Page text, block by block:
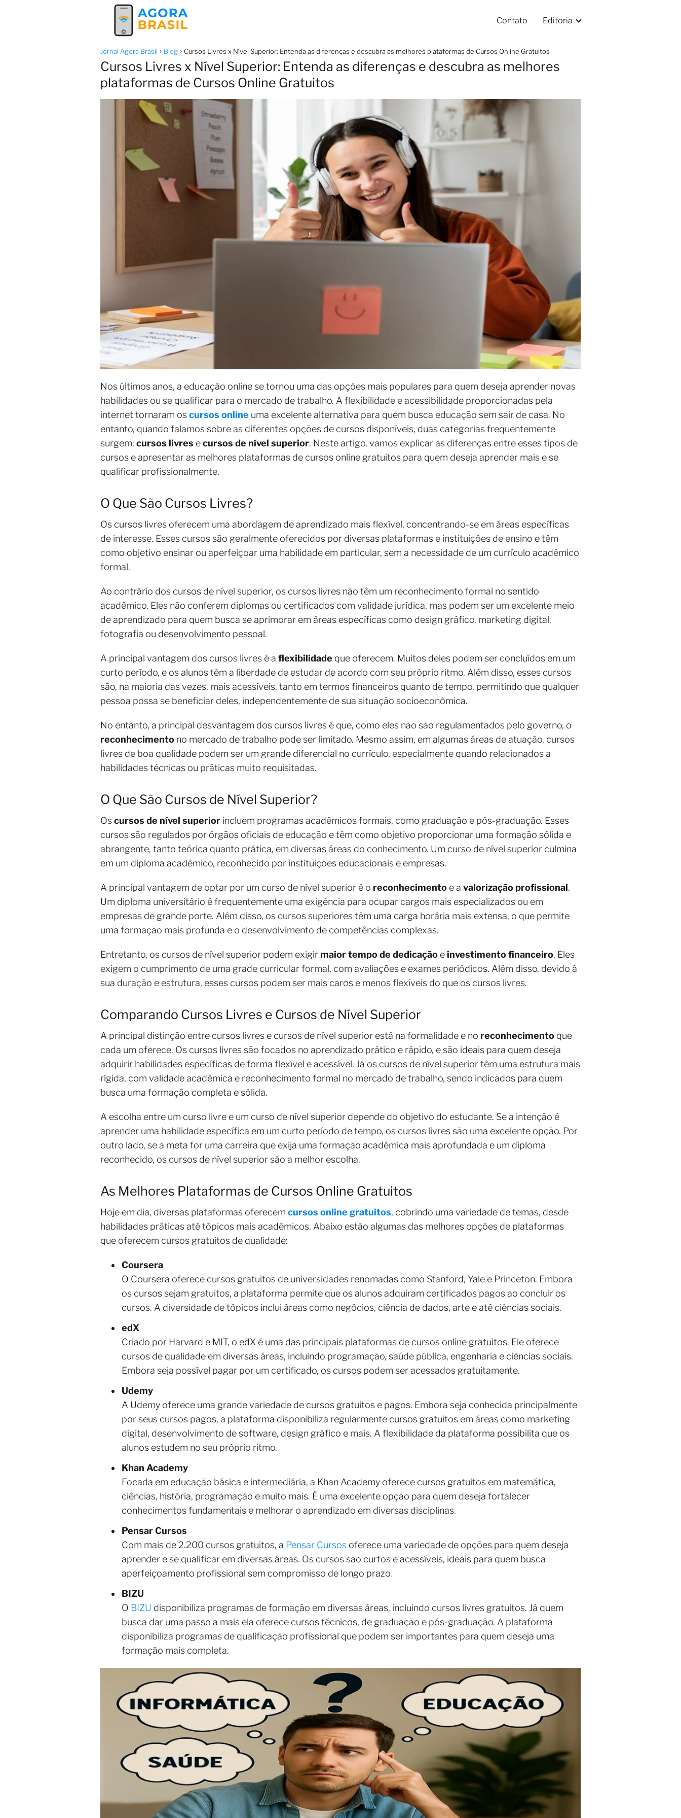
Contato Editoria
Jornal Agora Brasil Blog Cursos Livres x Nível Superior: Entenda as diferenças e descubra as melhores plataformas de Cursos Online Gratuitos
Cursos Livres x Nível Superior: Entenda as diferenças e descubra as melhores
plataformas de Cursos Online Gratuitos
Nos últimos anos, a educação online se tornou uma das opções mais populares para quem deseja aprender novas
habilidades ou se qualificar para o mercado de trabalho. A flexibilidade e acessibilidade proporcionadas pela
internet tornaram oscursos online uma excelente alternativa para quem busca educação sem sair de casa. No
entanto, quando falamos sobre as diferentes opções de cursos disponíveis, duas categorias frequentemente
surgem: cursos livres ecursos de nível superior. Neste artigo, vamos explicar as diferenças entre esses tipos de
cursos e apresentar as melhores plataformas de cursos online gratuitos para quem deseja aprender mais e se
qualificar profissionalmente.
O Que São Cursos Livres?
Os cursos livres oferecem uma abordagem de aprendizado mais flexível, concentrando-se em áreas específicas
de interesse. Esses cursos são geralmente oferecidos por diversas plataformas e instituições de ensino e têm
como objetivo ensinar ou aperfeiçoar uma habilidade em particular, sem a necessidade de um currículo acadêmico
formal.
Ao contrário dos cursos de nível superior, os cursos livres não têm um reconhecimento formal no sentido
acadêmico. Eles não conferem diplomas ou certificados com validade jurídica, mas podem ser um excelente meio
de aprendizado para quem busca se aprimorar em áreas específicas como design gráfico, marketing digital,
fotografia ou desenvolvimento pessoal.
A principal vantagem dos cursos livres é a flexibilidade que oferecem. Muitos deles podem ser concluídos em um
curto período, e os alunos têm a liberdade de estudar de acordo com seu próprio ritmo. Além disso, esses cursos
são, na maioria das vezes, mais acessíveis, tanto em termos financeiros quanto de tempo, permitindo que qualquer
pessoa possa se beneficiar deles, independentemente de sua situação socioeconômica.
No entanto, a principal desvantagem dos cursos livres é que, como eles não são regulamentados pelo governo, o
reconhecimento no mercado de trabalho pode ser limitado. Mesmo assim, em algumas áreas de atuação, cursos
livres de boa qualidade podem ser um grande diferencial no currículo, especialmente quando relacionados a
habilidades técnicas ou práticas muito requisitadas.
O Que São Cursos de Nível Superior?
Oscursos de nível superior incluem programas acadêmicos formais, como graduação e pós-graduação. Esses
cursos são regulados por órgãos oficiais de educação e têm como objetivo proporcionar uma formação sólida e
abrangente, tanto teórica quanto prática, em diversas áreas do conhecimento. Um curso de nível superior culmina
em um diploma acadêmico, reconhecido por instituições educacionais e empresas.
A principal vantagem de optar por um curso de nível superior é o reconhecimento e a valorização profissional.
Um diploma universitário é frequentemente uma exigência para ocupar cargos mais especializados ou em
empresas de grande porte. Além disso, os cursos superiores têm uma carga horária mais extensa, o que permite
uma formação mais profunda e o desenvolvimento de competências complexas.
Entretanto, os cursos de nível superior podem exigir maior tempo de dedicação e investimento financeiro. Eles
exigem o cumprimento de uma grade curricular formal, com avaliações e exames periódicos. Além disso, devido à
sua duração e estrutura, esses cursos podem ser mais caros e menos flexíveis do que os cursos livres.
Comparando Cursos Livres e Cursos de Nível Superior
A principal distinção entre cursos livres e cursos de nível superior está na formalidade e no reconhecimento que
cada um oferece. Os cursos livres são focados no aprendizado prático e rápido, e são ideais para quem deseja
adquirir habilidades específicas de forma flexível e acessível. Já os cursos de nível superior têm uma estrutura mais
rígida, com validade acadêmica e reconhecimento formal no mercado de trabalho, sendo indicados para quem
busca uma formação completa e sólida.
A escolha entre um curso livre e um curso de nível superior depende do objetivo do estudante. Se a intenção é
aprender uma habilidade específica em um curto período de tempo, os cursos livres são uma excelente opção. Por
outro lado, se a meta for uma carreira que exija uma formação acadêmica mais aprofundada e um diploma
reconhecido, os cursos de nível superior são a melhor escolha.
As Melhores Plataformas de Cursos Online Gratuitos
Hoje em dia, diversas plataformas oferecem cursos online gratuitos, cobrindo uma variedade de temas, desde
habilidades práticas até tópicos mais acadêmicos. Abaixo estão algumas das melhores opções de plataformas
que oferecem cursos gratuitos de qualidade:
Coursera
O Coursera oferece cursos gratuitos de universidades renomadas como Stanford, Yale e Princeton. Embora
os cursos sejam gratuitos, a plataforma permite que os alunos adquiram certificados pagos ao concluir os
cursos. A diversidade de tópicos inclui áreas como negócios, ciência de dados, arte e até ciências sociais.
edX
Criado por Harvard e MIT, o edX é uma das principais plataformas de cursos online gratuitos. Ele oferece
cursos de qualidade em diversas áreas, incluindo programação, saúde pública, engenharia e ciências sociais.
Embora seja possível pagar por um certificado, os cursos podem ser acessados gratuitamente.
Udemy
A Udemy oferece uma grande variedade de cursos gratuitos e pagos. Embora seja conhecida principalmente
por seus cursos pagos, a plataforma disponibiliza regularmente cursos gratuitos em áreas como marketing
digital, desenvolvimento de software, design gráfico e mais. A flexibilidade da plataforma possibilita que os
alunos estudem no seu próprio ritmo.
Khan Academy
Focada em educação básica e intermediária, a Khan Academy oferece cursos gratuitos em matemática,
ciências, história, programação e muito mais. É uma excelente opção para quem deseja fortalecer
conhecimentos fundamentais e melhorar o aprendizado em diversas disciplinas.
Pensar Cursos
Com mais de 2.200 cursos gratuitos, a Pensar Cursos oferece uma variedade de opções para quem deseja
aprender e se qualificar em diversas áreas. Os cursos são curtos e acessíveis, ideais para quem busca
aperfeiçoamento profissional sem compromisso de longo prazo.
BIZU
O BIZU disponibiliza programas de formação em diversas áreas, incluindo cursos livres gratuitos. Já quem
busca dar uma passo a mais ela oferece cursos técnicos, de graduação e pós-graduação. A plataforma
disponibiliza programas de qualificação profissional que podem ser importantes para quem deseja uma
formação mais completa.